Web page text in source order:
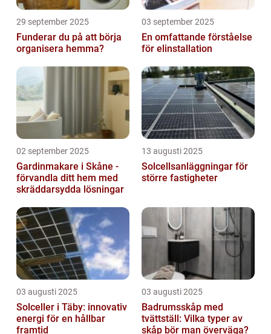
29 september 2025
Funderar du på att börja
organisera hemma?
03 september 2025
En omfattande förståelse
för elinstallation
02 september 2025
Gardinmakare i Skåne -
förvandla ditt hem med
skräddarsydda lösningar
13 augusti 2025
Solcellsanläggningar för
större fastigheter
03 augusti 2025
Solceller i Täby: innovativ
energi för en hållbar
framtid
03 augusti 2025
Badrumsskåp med
tvättställ: Vilka typer av
skåp bör man överväga?